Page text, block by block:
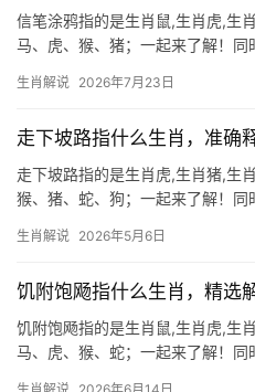
信笔涂鸦指的是生肖鼠,生肖虎,生
马、虎、猴、猪；一起来了解！
者，事业恐遭打压，项目被抢或团
生肖解说 2026年7月23日
走下坡路指什么生肖，准确
走下坡路指的是生肖虎,生肖猪,生
猴、猪、蛇、狗；一起来了解！
生肖的流年特质高度契合，2024
生肖解说 2026年5月6日
饥附饱飏指什么生肖，精选
饥附饱飏指的是生肖鼠,生肖虎,生
马、虎、猴、蛇；一起来了解！同